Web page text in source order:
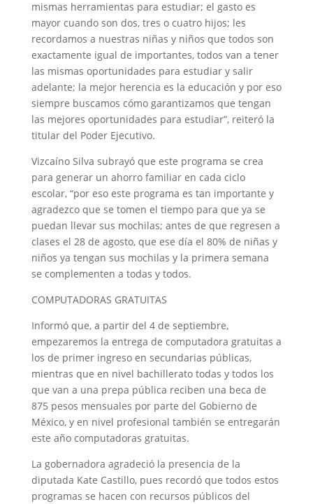
mismas herramientas para estudiar; el gasto es
mayor cuando son dos, tres o cuatro hijos; les
recordamos a nuestras niñas y niños que todos son
exactamente igual de importantes, todos van a tener
las mismas oportunidades para estudiar y salir
adelante; la mejor herencia es la educación y por eso
siempre buscamos cómo garantizamos que tengan
las mejores oportunidades para estudiar”, reiteró la
titular del Poder Ejecutivo.
Vizcaíno Silva subrayó que este programa se crea
para generar un ahorro familiar en cada ciclo
escolar, “por eso este programa es tan importante y
agradezco que se tomen el tiempo para que ya se
puedan llevar sus mochilas; antes de que regresen a
clases el 28 de agosto, que ese día el 80% de niñas y
niños ya tengan sus mochilas y la primera semana
se complementen a todas y todos.
COMPUTADORAS GRATUITAS
Informó que, a partir del 4 de septiembre,
empezaremos la entrega de computadora gratuitas a
los de primer ingreso en secundarias públicas,
mientras que en nivel bachillerato todas y todos los
que van a una prepa pública reciben una beca de
875 pesos mensuales por parte del Gobierno de
México, y en nivel profesional también se entregarán
este año computadoras gratuitas.
La gobernadora agradeció la presencia de la
diputada Kate Castillo, pues recordó que todos estos
programas se hacen con recursos públicos del